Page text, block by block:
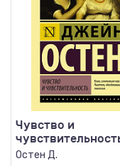
Чувство и
Остен Д.